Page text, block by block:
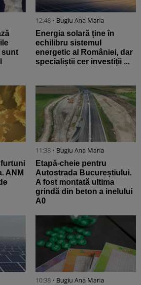
sunt
12:48 • Bugiu ⁠Ana Maria
Energia solară ține în
echilibru sistemul
energetic al României, dar
specialiștii cer investiții ...
ANM
11:38 • Bugiu ⁠Ana Maria
Etapă-cheie pentru
Autostrada Bucureștiului.
A fost montată ultima
grindă din beton a inelului
A0
10:38 • Bugiu ⁠Ana Maria